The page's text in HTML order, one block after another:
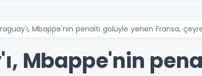
Mbappe'nin penaltı golüyle yenen Fransa,
Mbappe'nin